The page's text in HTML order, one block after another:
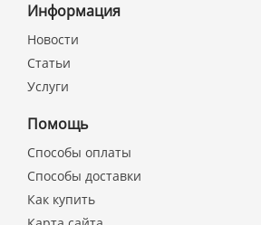
Информация
Новости
Статьи
Услуги
Помощь
Способы оплаты
Способы доставки
Как купить